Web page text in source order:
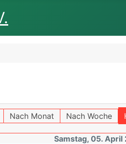
Nach Monat Nach Woche
Samstag, 05. April